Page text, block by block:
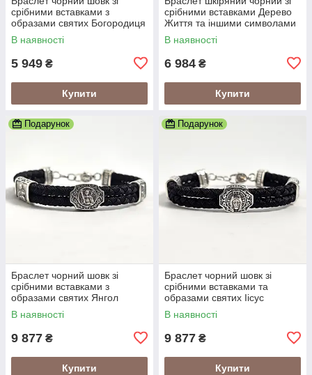
срібними вставками з
образами святих Богородиця
та Спаситель
В наявності
5 949 ₴
Купити
срібними вставками Дерево
Життя та іншими символами
В наявності
6 984 ₴
Купити
Подарунок
Браслет чорний шовк зі
срібними вставками з
образами святих Янгол
Охоронець
В наявності
9 877 ₴
Купити
Подарунок
Браслет чорний шовк зі
срібними вставками та
образами святих Іісус
Христос
В наявності
9 877 ₴
Купити